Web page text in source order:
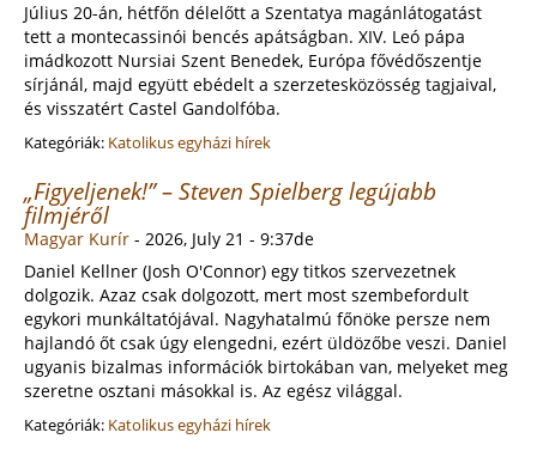
Július 20-án, hétfőn délelőtt a Szentatya magánlátogatást
tett a montecassinói bencés apátságban. XIV. Leó pápa
imádkozott Nursiai Szent Benedek, Európa fővédőszentje
sírjánál, majd együtt ebédelt a szerzetesközösség tagjaival,
és visszatért Castel Gandolfóba.
Kategóriák: Katolikus egyházi hírek
„Figyeljenek!” – Steven Spielberg legújabb
filmjéről
Magyar Kurír - 2026, July 21 - 9:37de
Daniel Kellner (Josh O'Connor) egy titkos szervezetnek
dolgozik. Azaz csak dolgozott, mert most szembefordult
egykori munkáltatójával. Nagyhatalmú főnöke persze nem
hajlandó őt csak úgy elengedni, ezért üldözőbe veszi. Daniel
ugyanis bizalmas információk birtokában van, melyeket meg
szeretne osztani másokkal is. Az egész világgal.
Kategóriák: Katolikus egyházi hírek